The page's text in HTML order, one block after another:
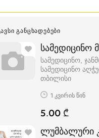
ᲒᲐᲜᲪᲮᲐᲓᲔᲑᲔᲑᲘ
სამედიცინო
სამედიცინო,
სამედიცინო
თბილისი
1 კვირის წინ
5.00 ₾
ლუმბალური